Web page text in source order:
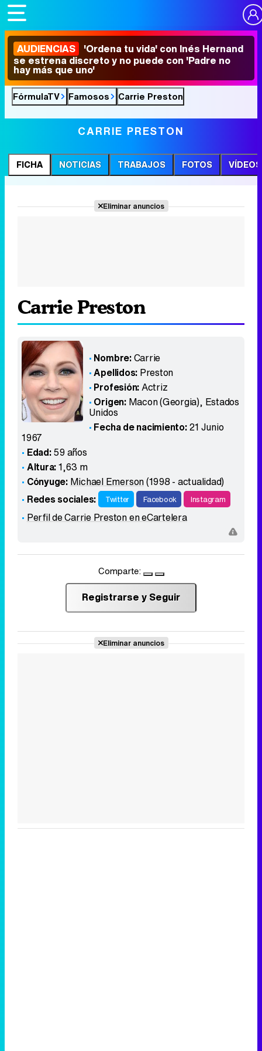
AUDIENCIAS 'Ordena tu vida' con Inés Hernand
se estrena discreto y no puede con 'Padre no
hay más que uno'
FórmulaTV Famosos Carrie Preston
CARRIE PRESTON
FICHA NOTICIAS TRABAJOS FOTOS VÍDEOS
Eliminar anuncios
Carrie Preston
Nombre:Carrie
Apellidos: Preston
Profesión:Actriz
Origen: Macon (Georgia), Estados
Unidos
Fecha de nacimiento:21 Junio
1967
Edad:59 años
Altura:1,63 m
Cónyuge: Michael Emerson(1998 - actualidad)
Redes sociales:
Twitter Facebook Instagram
Perfil de Carrie Preston en eCartelera
Comparte:
Registrarse y Seguir
Eliminar anuncios